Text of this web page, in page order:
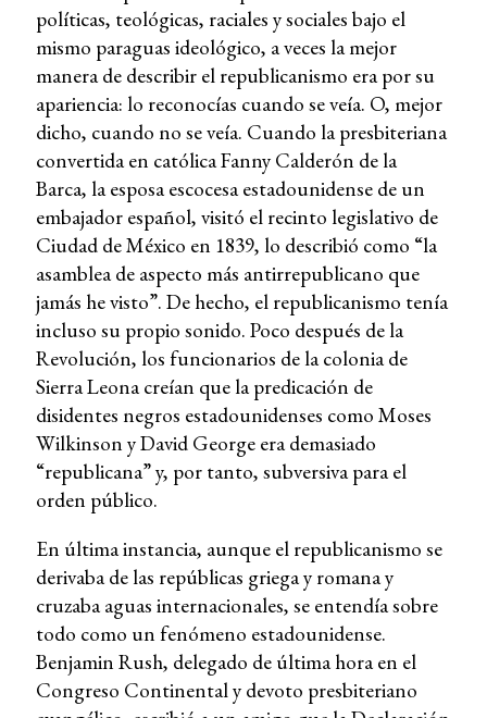
políticas, teológicas, raciales y sociales bajo el
mismo paraguas ideológico, a veces la mejor
manera de describir el republicanismo era por su
apariencia: lo reconocías cuando se veía. O, mejor
dicho, cuando no se veía. Cuando la presbiteriana
convertida en católica Fanny Calderón de la
Barca, la esposa escocesa estadounidense de un
embajador español, visitó el recinto legislativo de
Ciudad de México en 1839, lo describió como “la
asamblea de aspecto más antirrepublicano que
jamás he visto”. De hecho, el republicanismo tenía
incluso su propio sonido. Poco después de la
Revolución, los funcionarios de la colonia de
Sierra Leona creían que la predicación de
disidentes negros estadounidenses como Moses
Wilkinson y David George era demasiado
“republicana” y, por tanto, subversiva para el
orden público.
En última instancia, aunque el republicanismo se
derivaba de las repúblicas griega y romana y
cruzaba aguas internacionales, se entendía sobre
todo como un fenómeno estadounidense.
Benjamin Rush, delegado de última hora en el
Congreso Continental y devoto presbiteriano